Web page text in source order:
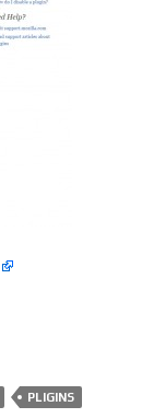
PLIGINS